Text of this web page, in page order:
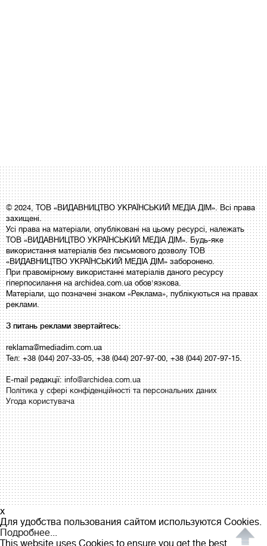
© 2024, ТОВ «ВИДАВНИЦТВО УКРАЇНСЬКИЙ МЕДІА ДІМ». Всі права
захищені.
Усі права на матеріали, опубліковані на цьому ресурсі, належать
ТОВ «ВИДАВНИЦТВО УКРАЇНСЬКИЙ МЕДІА ДІМ». Будь-яке
використання матеріалів без письмового дозволу ТОВ
«ВИДАВНИЦТВО УКРАЇНСЬКИЙ МЕДІА ДІМ» заборонено.
При правомірному використанні матеріалів даного ресурсу
гіперпосилання на archidea.com.ua обов'язкова.
Матеріали, що позначені знаком «Реклама», публікуються на правах
реклами.
З питань реклами звертайтесь:
reklama@mediadim.com.ua
Тел: +38 (044) 207-33-05, +38 (044) 207-97-00, +38 (044) 207-97-15.
E-mail редакції:info@archidea.com.ua
Політика у сфері конфіденційності та персональних даних
Угода користувача
x
Для удобства пользования сайтом используются Cookies.
Подробнее...
This website uses Cookies to ensure you get the best